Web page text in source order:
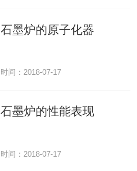
石墨炉的原子化器
时间：2018-07-17
石墨炉的性能表现
时间：2018-07-17